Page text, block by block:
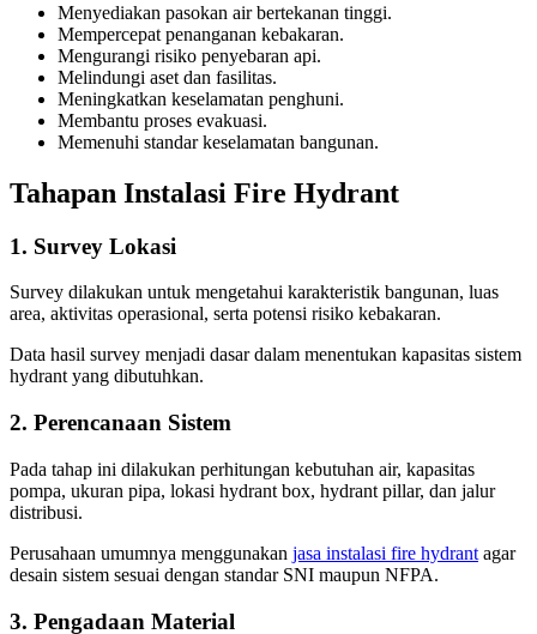
Menyediakan pasokan air bertekanan tinggi.
Mempercepat penanganan kebakaran.
Mengurangi risiko penyebaran api.
Melindungi aset dan fasilitas.
Meningkatkan keselamatan penghuni.
Membantu proses evakuasi.
Memenuhi standar keselamatan bangunan.
Tahapan Instalasi Fire Hydrant
1. Survey Lokasi
Survey dilakukan untuk mengetahui karakteristik bangunan, luas
area, aktivitas operasional, serta potensi risiko kebakaran.
Data hasil survey menjadi dasar dalam menentukan kapasitas sistem
hydrant yang dibutuhkan.
2. Perencanaan Sistem
Pada tahap ini dilakukan perhitungan kebutuhan air, kapasitas
pompa, ukuran pipa, lokasi hydrant box, hydrant pillar, dan jalur
distribusi.
Perusahaan umumnya menggunakan jasa instalasi fire hydrant agar
desain sistem sesuai dengan standar SNI maupun NFPA.
3. Pengadaan Material